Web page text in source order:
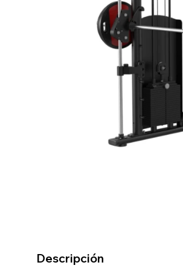
Descripción